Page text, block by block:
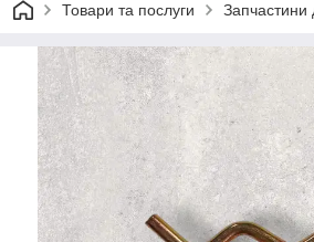
Товари та послуги Запчастини